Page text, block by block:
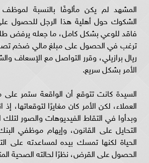
المشهد لم يكن مألوفًا بالنسبة لموظف
الشكوك حول أهلية هذا الرجل للحصول
فاقد للوعي بشكل كامل، ما جعله يرفض
ريال برازيلي، وقرر التواصل مع الإسعاف
الأمر بشكل سريع.
السيدة كانت تتوقع أن الواقعة ستمر
العملاء، لكن الأمر كان مغايرًا لتوقعاتها،
وبدأوا في التقاط الفيديوهات والصور لتلك
التحايل على القانون، وإيهام موظفي
الحياة لكنها تمسك بيده لمساعدته على
الحصول على القرض، نظرًا لحالته الصحية